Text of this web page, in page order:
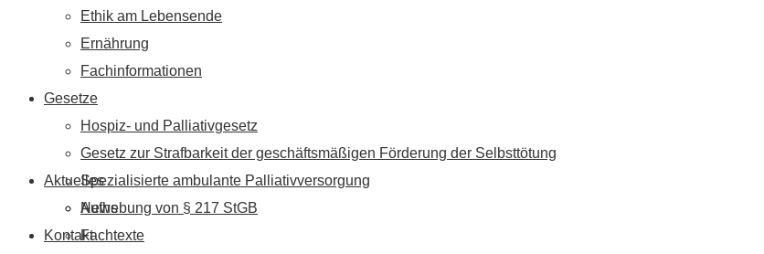
Aktuelles
News
Fachtexte
Ethik am Lebensende
Ernährung
Fachinformationen
Gesetze
Hospiz- und Palliativgesetz
Gesetz zur Strafbarkeit der geschäftsmäßigen Förderung der Selbsttötung
Spezialisierte ambulante Palliativversorgung
Aufhebung von § 217 StGB
Kontakt